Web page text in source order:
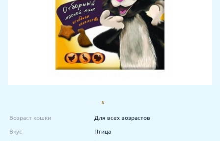
Возраст кошки Для всех возрастов
Вкус Птица